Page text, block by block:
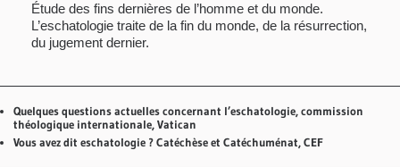
Étude des fins dernières de l’homme et du monde.
L’eschatologie traite de la fin du monde, de la résurrection,
du jugement dernier.
Quelques questions actuelles concernant l’eschatologie, commission
théologique internationale, Vatican
Vous avez dit eschatologie ? Catéchèse et Catéchuménat, CEF